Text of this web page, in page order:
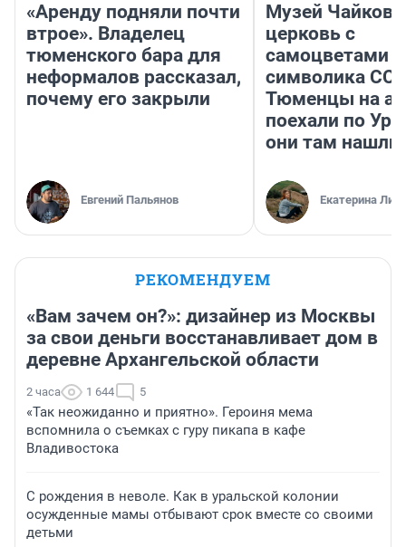
«Аренду подняли почти
втрое». Владелец
тюменского бара для
неформалов рассказал,
почему его закрыли
Евгений Пальянов
Музей
церковь с
самоцветами
символика
Тюменцы на
поехали по
они там нашли
Екатерина
РЕКОМЕНДУЕМ
«Вам зачем он?»: дизайнер из Москвы
за свои деньги восстанавливает дом в
деревне Архангельской области
2 часа 1 644 5
«Так неожиданно и приятно». Героиня мема
вспомнила о съемках с гуру пикапа в кафе
Владивостока
С рождения в неволе. Как в уральской колонии
осужденные мамы отбывают срок вместе со своими
детьми